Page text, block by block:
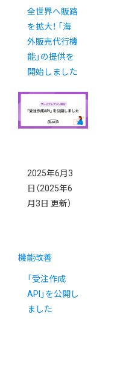
全世界へ販路
を拡大！ 「海
外販売代行機
能」の提供を
開始しました
2025年6月3
日 （2025年6
月3日 更新）
機能改善
「受注作成
API」を公開し
ました